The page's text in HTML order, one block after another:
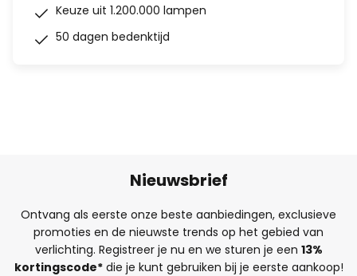
Keuze uit 1.200.000 lampen
50 dagen bedenktijd
Nieuwsbrief
Ontvang als eerste onze beste aanbiedingen, exclusieve
promoties en de nieuwste trends op het gebied van
verlichting. Registreer je nu en we sturen je een 13%
kortingscode*die je kunt gebruiken bij je eerste aankoop!